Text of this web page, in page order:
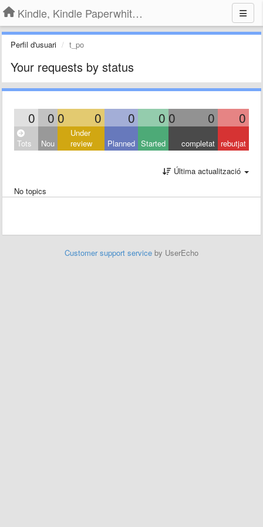
Kindle, Kindle Paperwhite, Kindle Voyage
Perfil d'usuari t_po
Your requests by status
0 0 0 0 0 0 0 0 0
Tots Nou
Under
review
Planned Started completat rebutjat
Última actualització
No topics
Customer support service by UserEcho